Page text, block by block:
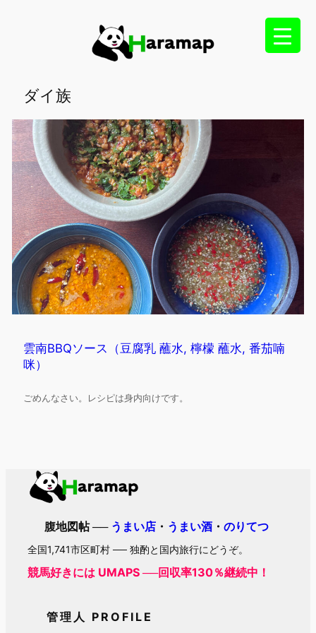
プ
ダイ族
雲南BBQソース（豆腐乳 蘸水, 檸檬 蘸水, 番茄喃
咪）
ごめんなさい。レシピは身内向けです。
腹地図帖 ── うまい店 ・ うまい酒 ・のりてつ
全国1,741市区町村 ── 独酌と国内旅行にどうぞ。
競馬好きには UMAPS ──回収率130％継続中！
管理人 PROFILE